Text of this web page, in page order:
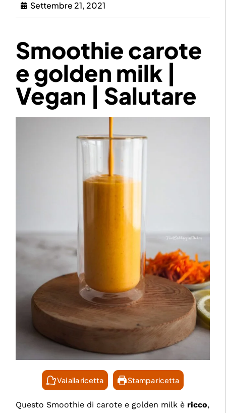
Settembre 21, 2021
Smoothie carote
e golden milk |
Vegan | Salutare
Vai alla ricetta Stampa ricetta
Questo Smoothie di carote e golden milk è ricco,